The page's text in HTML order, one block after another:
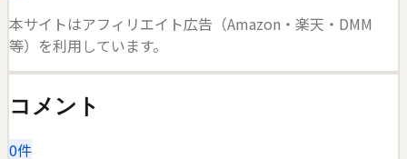
本サイトはアフィリエイト広告（Amazon・楽天・DMM
等）を利用しています。
コメント
0件